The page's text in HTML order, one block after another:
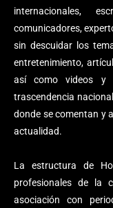
internacionales,
comunicadores,
sin descuidar los
entretenimiento,
así como videos y
trascendencia
donde se comentan y
actualidad.
La estructura de
profesionales de la
asociación con